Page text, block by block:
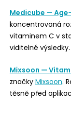
Medicube —
koncentrovaná
vitaminem C v
viditelné výsledky.
Mixsoon —
značky Mixsoon.
těsně před